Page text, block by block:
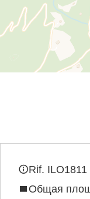
Rif. ILO1811
Общая